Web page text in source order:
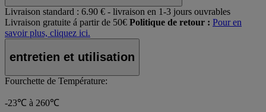
Livraison standard : 6.90 € - livraison en 1-3 jours ouvrables
Livraison gratuite á partir de 50€ Politique de retour : Pour en
savoir plus, cliquez ici.
entretien et utilisation
Fourchette de Température:
-23℃ à 260℃